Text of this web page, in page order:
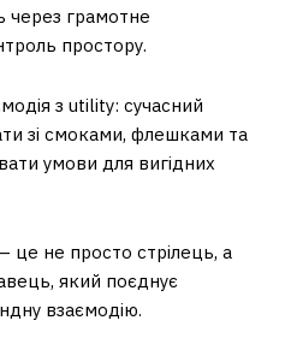
через грамотне
простору.
з utility: сучасний
зі смоками, флешками та
умови для вигідних
це не просто стрілець, а
який поєднує
взаємодію.